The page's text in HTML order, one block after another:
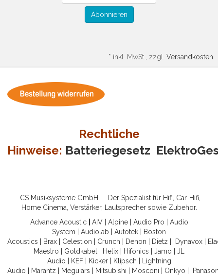
Abonnieren
* inkl. MwSt., zzgl. Versandkosten
Rechtliche
Hinweise: Batteriegesetz
CS Musiksysteme GmbH -- Der Spezialist für Hifi, Car-Hifi,
Home Cinema, Verstärker, Lautsprecher sowie Zubehör.
Advance Acoustic
AIV| Alpine| Audio Pro
Audio
System
Audiolab Autotek
Boston
Acoustics
Brax Celestion Crunch Denon Dietz Dynavox
Maestro
Goldkabel Helix Hifonics Jamo
JL
Audio
KEF| Kicker| Klipsch
Lightning
Audio
Marantz Meguiars Mitsubishi Mosconi Onkyo